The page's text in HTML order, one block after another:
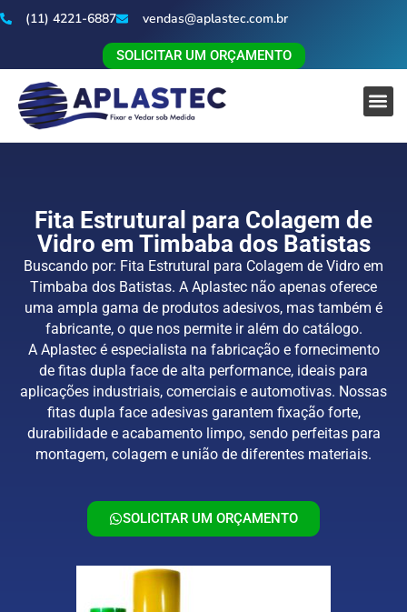
(11) 4221-6887 vendas@aplastec.com.br
SOLICITAR UM ORÇAMENTO
Fita Estrutural para Colagem de
Vidro em Timbaba dos Batistas
Buscando por: Fita Estrutural para Colagem de Vidro em
Timbaba dos Batistas. A Aplastec não apenas oferece
uma ampla gama de produtos adesivos, mas também é
fabricante, o que nos permite ir além do catálogo.
A Aplastec é especialista na fabricação e fornecimento
de fitas dupla face de alta performance, ideais para
aplicações industriais, comerciais e automotivas. Nossas
fitas dupla face adesivas garantem fixação forte,
durabilidade e acabamento limpo, sendo perfeitas para
montagem, colagem e união de diferentes materiais.
SOLICITAR UM ORÇAMENTO